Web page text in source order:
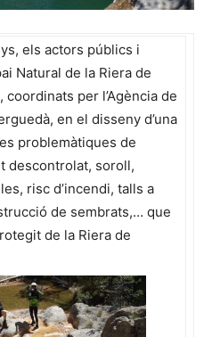
els actors públics i
Natural de la Riera de
per l’Agència de
en el disseny d’una
problemàtiques de
descontrolat, soroll,
risc d’incendi, talls a
de sembrats,… que
de la Riera de